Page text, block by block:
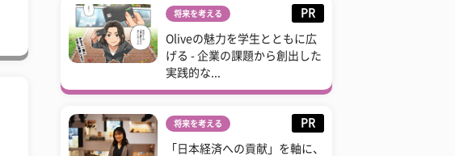
将来を考える PR
Oliveの魅力を学生とともに広
げる - 企業の課題から創出した
実践的な...
将来を考える PR
「日本経済への貢献」を軸に、